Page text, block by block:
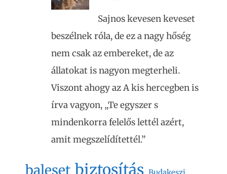
Sajnos kevesen keveset
beszélnek róla, de ez a nagy hőség
nem csak az embereket, de az
állatokat is nagyon megterheli.
Viszont ahogy az A kis hercegben is
írva vagyon, „Te egyszer s
mindenkorra felelős lettél azért,
amit megszelídítettél.”
baleset biztosítás